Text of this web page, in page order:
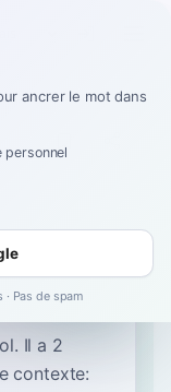
. Il a 2
contexte:
ancrer le mot dans
Pas de spam